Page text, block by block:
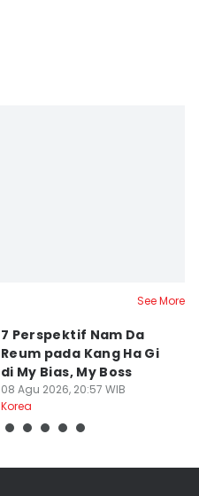
See More
7 Perspektif Nam Da
Reum pada Kang Ha Gi
di My Bias, My Boss
08 Agu 2026, 20:57 WIB
Korea